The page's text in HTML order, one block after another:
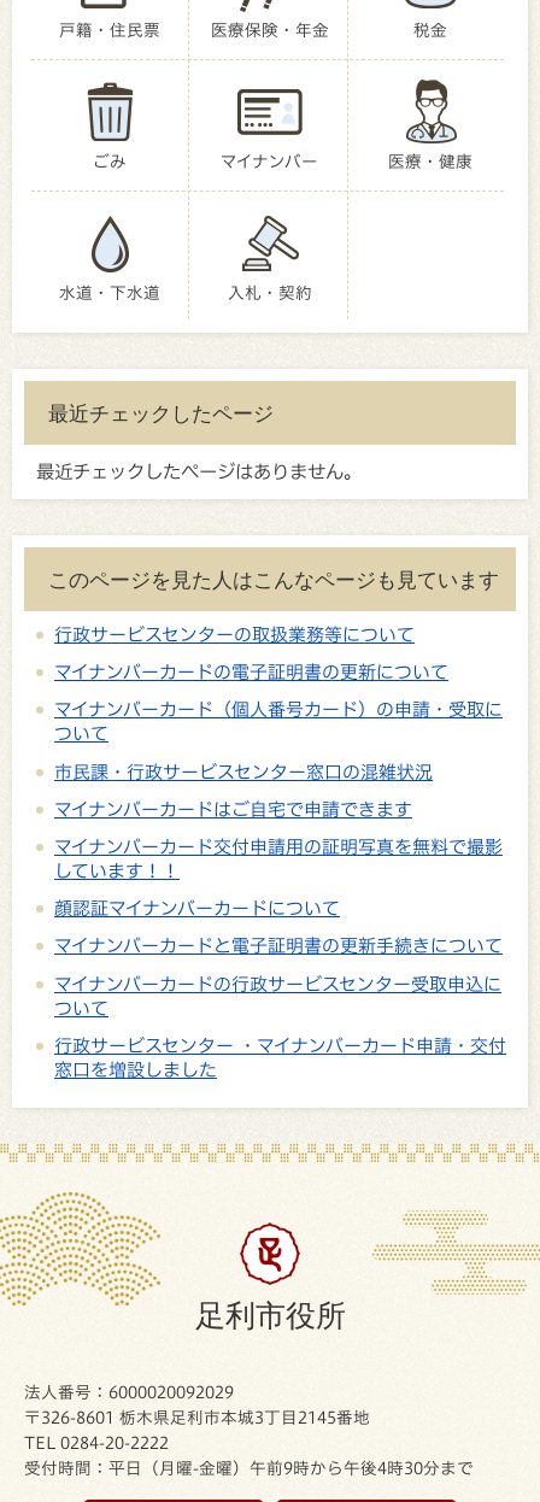
戸籍・住民票 医療保険・年金 税金
ごみ マイナンバー 医療・健康
水道・下水道 入札・契約
最近チェックしたページ
最近チェックしたページはありません。
このページを見た人はこんなページも見ています
行政サービスセンターの取扱業務等について
マイナンバーカードの電子証明書の更新について
マイナンバーカード（個人番号カード）の申請・受取に
ついて
市民課・行政サービスセンター窓口の混雑状況
マイナンバーカードはご自宅で申請できます
マイナンバーカード交付申請用の証明写真を無料で撮影
しています！！
顔認証マイナンバーカードについて
マイナンバーカードと電子証明書の更新手続きについて
マイナンバーカードの行政サービスセンター受取申込に
ついて
行政サービスセンター ・マイナンバーカード申請・交付
窓口を増設しました
足利市役所
法人番号：6000020092029
〒326-8601 栃木県足利市本城3丁目2145番地
TEL 0284-20-2222
受付時間：平日（月曜-金曜）午前9時から午後4時30分まで